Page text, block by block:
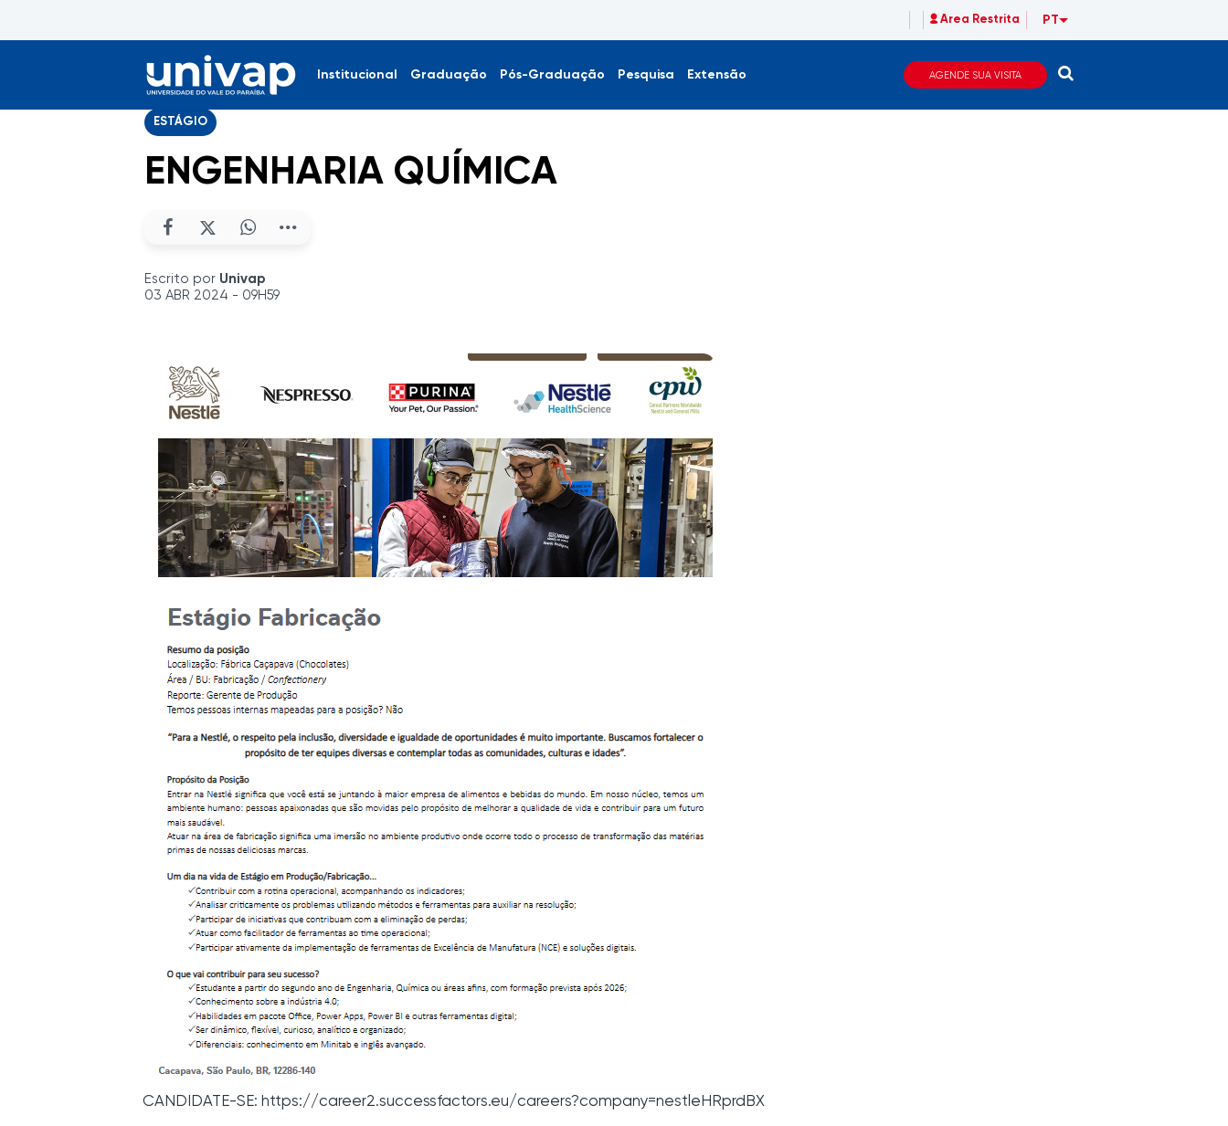
Area Restrita PT
Institucional Graduação Pós-Graduação Pesquisa Extensão AGENDE SUA VISITA
ESTÁGIO
ENGENHARIA QUÍMICA
Escrito por Univap
03 ABR 2024 - 09H59
CANDIDATE-SE: https://career2.successfactors.eu/careers?company=nestleHRprdBX